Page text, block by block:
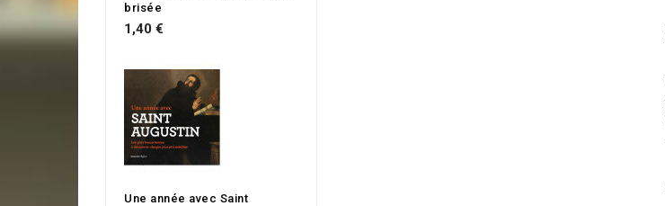
brisée
1,40 €
Une année avec Saint